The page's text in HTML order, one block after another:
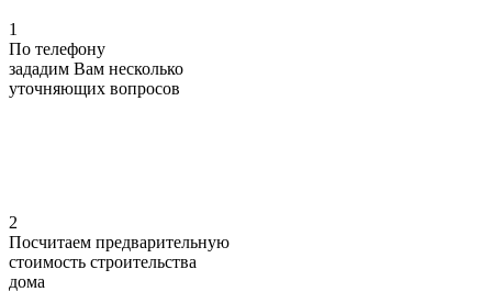
1
По телефону
зададим Вам несколько
уточняющих вопросов
2
Посчитаем предварительную
стоимость строительства
дома